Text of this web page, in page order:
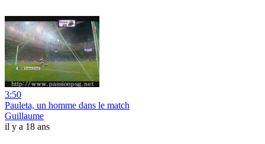
3:50
Pauleta, un homme dans le match
Guillaume
il y a 18 ans